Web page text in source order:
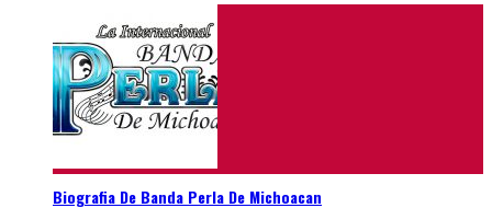
Biografia De Banda Perla De Michoacan